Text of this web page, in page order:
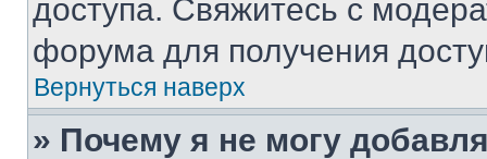
доступа. Свяжитесь с
форума для получения
Вернуться наверх
» Почему я не могу